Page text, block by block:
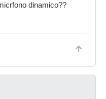
dinamico??